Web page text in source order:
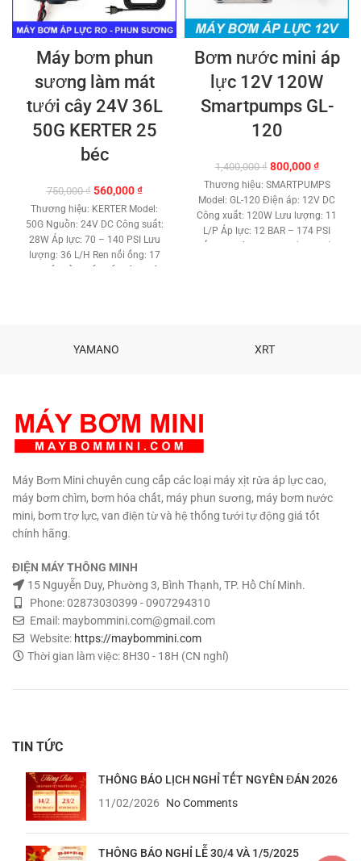
Máy bơm phun
sương làm mát
tưới cây 24V 36L
50G KERTER 25
béc
750,000₫ Giá
gốc
là:
750,000 ₫.
560,000₫Giá
hiện
tại
là:
560,000 ₫.
Thương hiệu: KERTER Model:
50G Nguồn: 24V DC Công suất:
28W Áp lực: 70 – 140 PSI Lưu
lượng: 36 L/H Ren nối ống: 17
phun sương sử dụng tối đa: 25
adapter. Kèm jack cắm nguồn
DC cái. Kèm ren gắn ống 8mm.
Bảo hành: 6 tháng Phân phối:
Maybommini.com Hổ trợ kỹ
THUẬT – MUA HÀNG MUA SỐ
LƯỢNG CÓ GIÁ SỈ0908997823
– 0908997872 0907294310 –
02873030399
Bơm nước mini áp
lực 12V 120W
Smartpumps GL-
120
1,400,000₫ Giá
gốc
là:
1,400,000 ₫.
800,000₫Giá
hiện
tại
là:
800,000
Thương hiệu: SMARTPUMPS
Model: GL-120 Điện áp: 12V DC
Công xuất: 120W Lưu lượng: 11
L/P Áp lực: 12 BAR – 174 PSI
tuổi thọ cao. Máy bơm màng
mm. Kèm đầu gắn ống 8mm.
Bảo hành: 6 tháng Phân phối:
THUẬT – MUA HÀNG MUA SỐ
LƯỢNG CÓ GIÁ SỈ
0908997823
– 0908997872 0907294310 –
02873030399
YAMANO XRT
Máy Bơm Mini chuyên cung cấp các loại máy xịt rửa áp lực cao,
máy bơm chìm, bơm hóa chất, máy phun sương, máy bơm nước
mini, bơm trợ lực, van điện từ và hệ thống tưới tự động giá tốt
chính hãng.
ĐIỆN MÁY THÔNG MINH
15 Nguyễn Duy, Phường 3, Bình Thạnh, TP. Hồ Chí Minh.
Phone: 02873030399 - 0907294310
Email: maybommini.com@gmail.com
Website: https://maybommini.com
Thời gian làm việc: 8H30 - 18H (CN nghỉ)
TIN TỨC
THÔNG BÁO LỊCH NGHỈ TẾT NGYÊN ĐÁN 2026
11/02/2026
No Comments
THÔNG BÁO NGHỈ LỄ 30/4 VÀ 1/5/2025